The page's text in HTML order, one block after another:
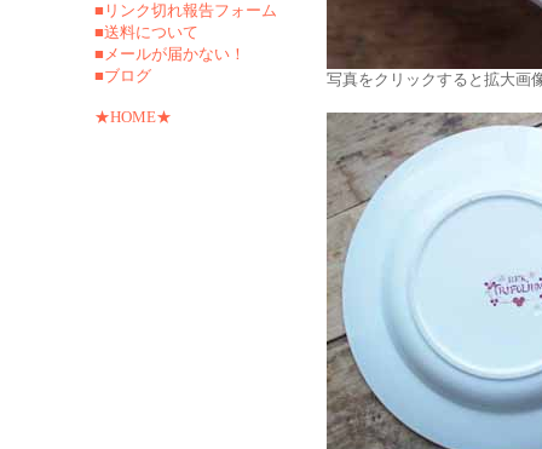
■リンク切れ報告フォーム
■送料について
■メールが届かない！
■ブログ
★HOME★
写真をクリックすると拡大画